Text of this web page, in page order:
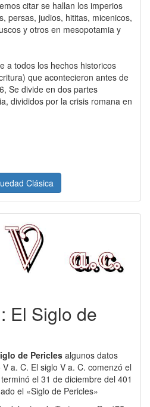
citar se hallan los imperios
persas, judios, hititas, micenicos,
y otros en mesopotamia y
a todos los hechos historicos
que acontecieron antes de
Se divide en dos partes
divididos por la crisis romana en
Clásica
El Siglo de
de Periclesalgunos datos
el 31 de diciembre del 401
el «Siglo de Pericles»